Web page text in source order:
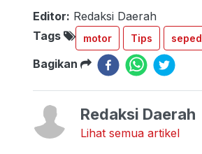
Editor: Redaksi Daerah
Tags
motor Tips
Bagikan
Redaksi Daerah
Lihat semua artikel